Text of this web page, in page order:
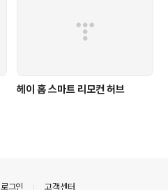
헤이 홈 스마트 리모컨 허브
로그인 고객센터